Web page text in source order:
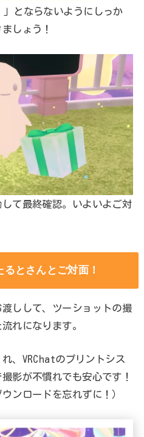
とならないようにしっか
しょう！
て最終確認。いよいよご対
とさんとご対面！
しして、ツーショットの撮
れになります。
、VRChatのプリントシス
影が不慣れでも安心です！
ンロードを忘れずに！）